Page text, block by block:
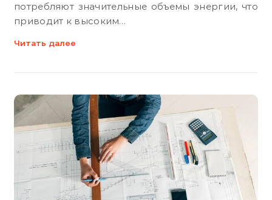
потребляют значительные объемы энергии, что
приводит к высоким…
Читать далее